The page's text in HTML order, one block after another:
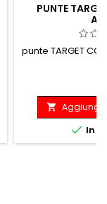
PUNTE
punte TARGET
 Aggiungi
 In